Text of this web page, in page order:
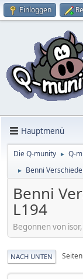
Einloggen
Hauptmenü
Die Q-munity ► Q-
► Benni
Benni
L194
Begonnen von
NACH UNTEN Seiten